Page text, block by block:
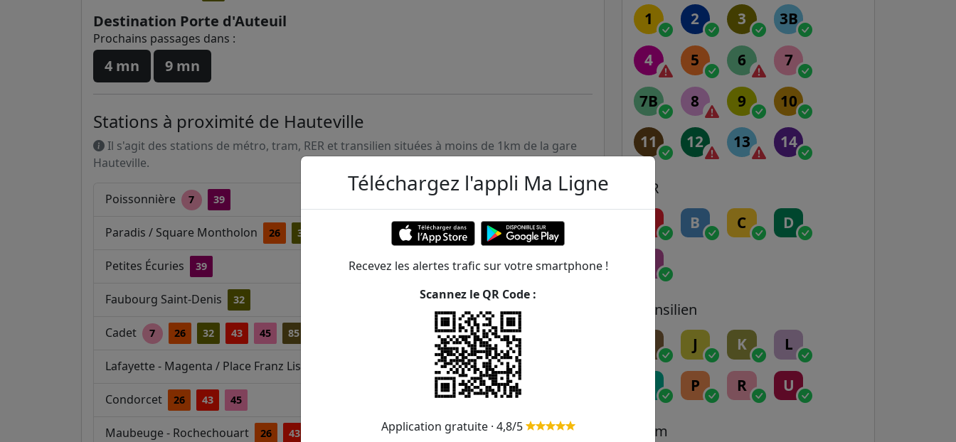
Destination Porte d'Auteuil
Prochains passages dans :
4 mn 9 mn
Stations à proximité de Hauteville
Il s'agit des stations de métro, tram, RER et transilien situées à moins de 1km de la gare
Hauteville.
Poissonnière 7 39 202m
Paradis / Square Montholon 26 32
Petites Écuries 39 249m
Faubourg Saint-Denis 32
Cadet 7 26 32 43 45 85
Lafayette - Magenta / Place Franz Liszt 54 56
Condorcet 26 43 45
Maubeuge - Rochechouart 26 43 501m
1 2 3 3B
4 5 6 7
7B 8 9 10
11 12 13 14
RER
B C D
Transilien
J K L
P R U
Tram
Téléchargez l'appli Ma Ligne
Recevez les alertes trafic sur votre smartphone !
Scannez le QR Code :
Application gratuite · 4,8/5